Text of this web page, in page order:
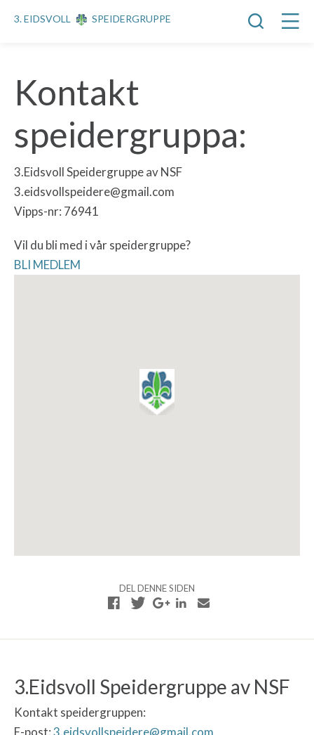
3. EIDSVOLL SPEIDERGRUPPE
Kontakt
speidergruppa:
3.Eidsvoll Speidergruppe av NSF
3.eidsvollspeidere@gmail.com
Vipps-nr: 76941
Vil du bli med i vår speidergruppe?
BLI MEDLEM
DEL DENNE SIDEN
3.Eidsvoll Speidergruppe av NSF
Kontakt speidergruppen:
E-post:3.eidsvollspeidere@gmail.com